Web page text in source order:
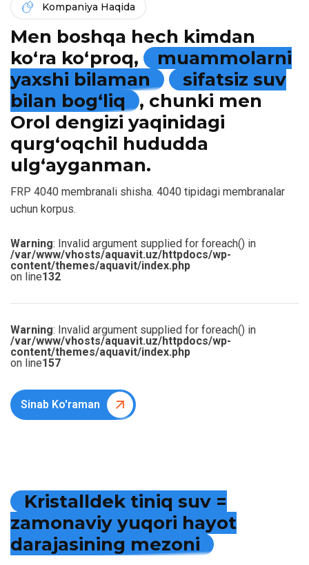
Kompaniya Haqida
Men boshqa hech kimdan
ko‘ra ko‘proq,
muammolarni
yaxshi bilaman
sifatsiz suv
bilan bog‘liq
, chunki men
Orol dengizi yaqinidagi
qurg‘oqchil hududda
ulg‘ayganman.
FRP 4040 membranali shisha. 4040 tipidagi membranalar
uchun korpus.
Warning: Invalid argument supplied for foreach() in
/var/www/vhosts/aquavit.uz/httpdocs/wp-
content/themes/aquavit/index.php
on line132
Warning: Invalid argument supplied for foreach() in
/var/www/vhosts/aquavit.uz/httpdocs/wp-
content/themes/aquavit/index.php
on line157
Sinab Ko'raman
Kristalldek tiniq suv =
zamonaviy yuqori hayot
darajasining mezoni